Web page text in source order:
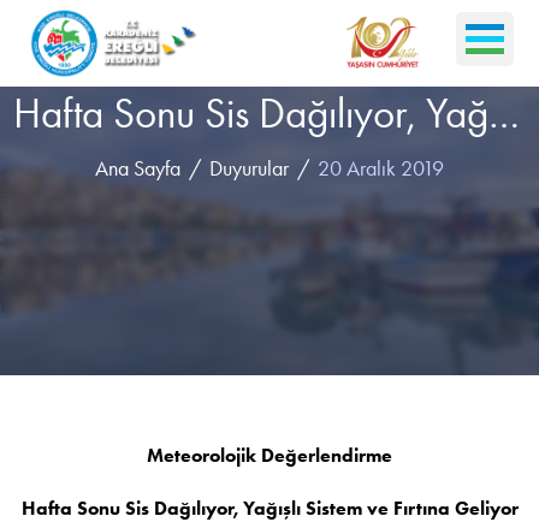
Hafta Sonu Sis Dağılıyor, Yağışlı Sistem ve Fırtına Geliyor
Ana Sayfa Duyurular 20 Aralık 2019
Meteorolojik Değerlendirme
Hafta Sonu Sis Dağılıyor, Yağışlı Sistem ve Fırtına Geliyor